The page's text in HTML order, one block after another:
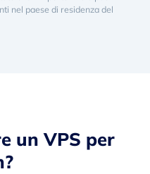
nel paese di residenza del
un VPS per